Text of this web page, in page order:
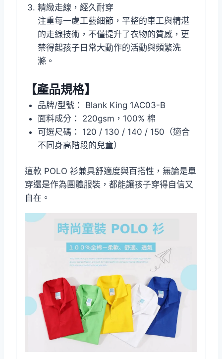
精緻走線，經久耐穿
注重每一處工藝細節，平整的車工與精湛
的走線技術，不僅提升了衣物的質感，更
禁得起孩子日常大動作的活動與頻繁洗
滌。
【產品規格】
品牌/型號： Blank King 1AC03-B
面料成分： 220gsm，100% 棉
可選尺碼： 120 / 130 / 140 / 150（適合
不同身高階段的兒童）
這款 POLO 衫兼具舒適度與百搭性，無論是單
穿還是作為團體服裝，都能讓孩子穿得自信又
自在。